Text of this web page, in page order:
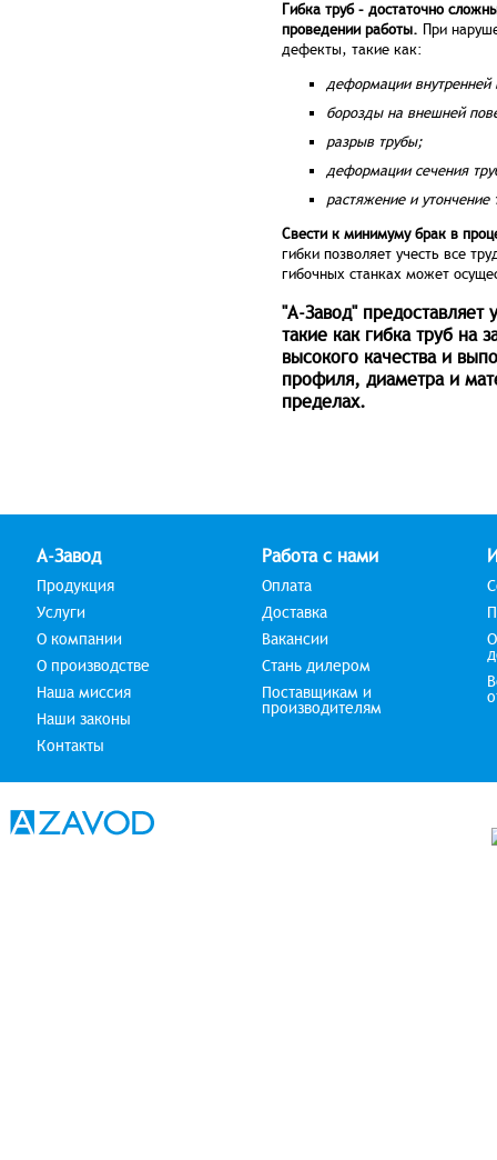
Гибка труб – достаточно
проведении работы. При
дефекты, такие как:
деформации внутренней
борозды на внешней
разрыв трубы;
деформации сечения
растяжение и утончение
Свести к минимуму брак в
гибки позволяет учесть все
гибочных станках может
"А-Завод" предоставляет
такие как гибка труб на
высокого качества и
профиля, диаметра и
пределах.
А-Завод
Продукция
Услуги
О компании
О производстве
Наша миссия
Наши законы
Контакты
Работа с нами
Оплата
Доставка
Вакансии
Стань дилером
Поставщикам и
производителям